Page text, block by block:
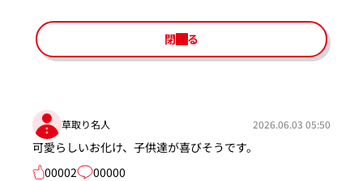
閉じる
草取り名人 2026.06.03 05:50
可愛らしいお化け、子供達が喜びそうです。
00002
00000